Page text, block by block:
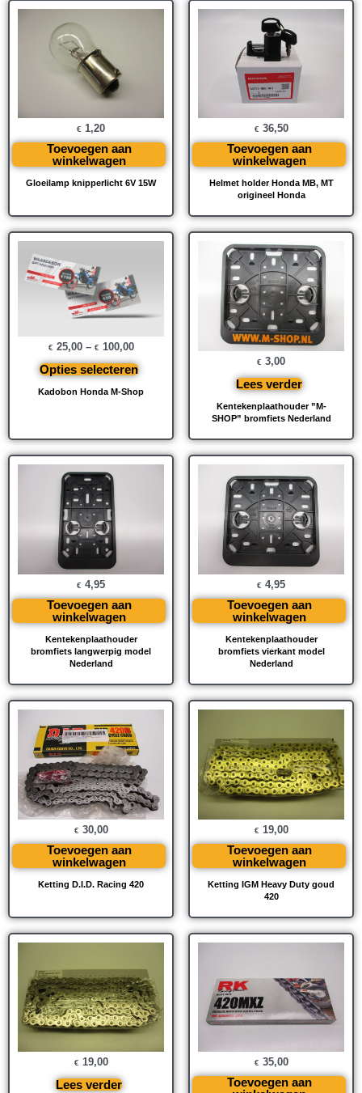
Gloeilamp knipperlicht 6V 15W
€ 1,20
Toevoegen aan
winkelwagen
Helmet holder Honda MB, MT
origineel Honda
€ 36,50
Toevoegen aan
winkelwagen
Kadobon Honda M-Shop
€ 25,00– € 100,00
Opties selecteren
Kentekenplaathouder ”M-
SHOP” bromfiets Nederland
€ 3,00
Lees verder
Kentekenplaathouder
bromfiets langwerpig model
Nederland
€ 4,95
Toevoegen aan
winkelwagen
Kentekenplaathouder
bromfiets vierkant model
Nederland
€ 4,95
Toevoegen aan
winkelwagen
Ketting D.I.D. Racing 420
€ 30,00
Toevoegen aan
winkelwagen
Ketting IGM Heavy Duty goud
420
€ 19,00
Toevoegen aan
winkelwagen
€ 19,00
Lees verder
€ 35,00
Toevoegen aan